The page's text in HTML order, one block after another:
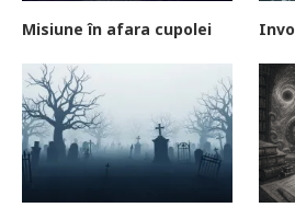
Misiune în afara cupolei